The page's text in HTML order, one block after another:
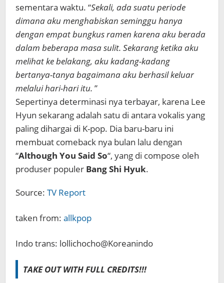
sementara waktu. “Sekali, ada suatu periode
dimana aku menghabiskan seminggu hanya
dengan empat bungkus ramen karena aku berada
dalam beberapa masa sulit. Sekarang ketika aku
melihat ke belakang, aku kadang-kadang
bertanya-tanya bagaimana aku berhasil keluar
melalui hari-hari itu. ”
Sepertinya determinasi nya terbayar, karena Lee
Hyun sekarang adalah satu di antara vokalis yang
paling dihargai di K-pop. Dia baru-baru ini
membuat comeback nya bulan lalu dengan
“Although You Said So“, yang di compose oleh
produser populer Bang Shi Hyuk.
Source: TV Report
taken from: allkpop
Indo trans: lollichocho@Koreanindo
TAKE OUT WITH FULL CREDITS!!!